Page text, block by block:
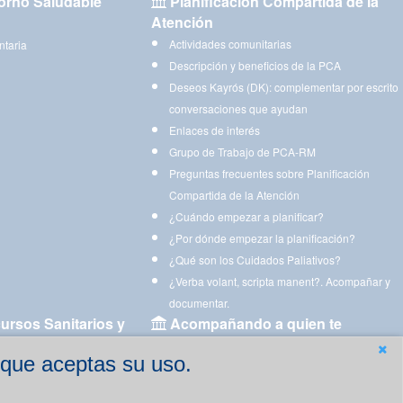
aceptas su uso.
Atención
Actividades comunitarias
Descripción y beneficios de la PCA
Deseos Kayrós (DK): complementar por escrito
conversaciones que ayudan
Enlaces de interés
Grupo de Trabajo de PCA-RM
Preguntas frecuentes sobre Planificación
Compartida de la Atención
¿Cuándo empezar a planificar?
¿Por dónde empezar la planificación?
¿Qué son los Cuidados Paliativos?
¿Verba volant, scripta manent?. Acompañar y
documentar.
Sanitarios y
Acompañando a quien te
Aplicaciones para descargar